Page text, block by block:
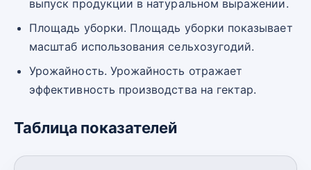
выпуск продукции в натуральном выражении.
Площадь уборки. Площадь уборки показывает
масштаб использования сельхозугодий.
Урожайность. Урожайность отражает
эффективность производства на гектар.
Таблица показателей